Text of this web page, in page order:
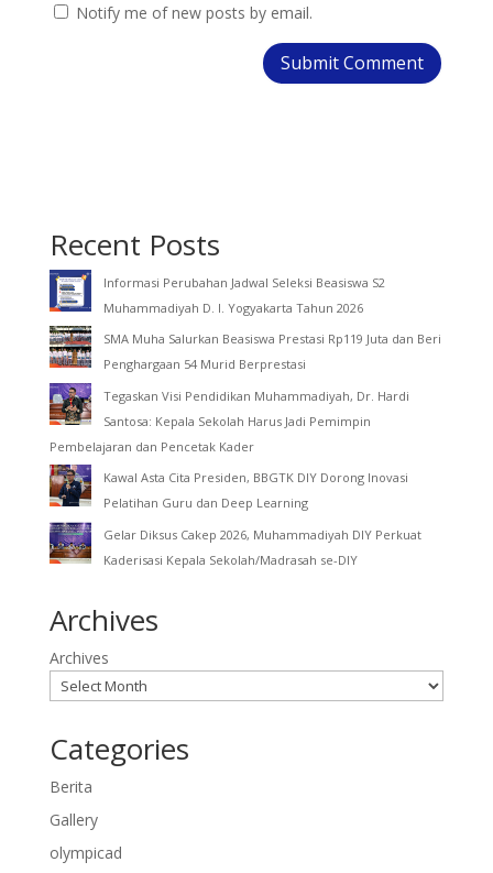
Notify me of new posts by email.
Recent Posts
Informasi Perubahan Jadwal Seleksi Beasiswa S2
Muhammadiyah D. I. Yogyakarta Tahun 2026
SMA Muha Salurkan Beasiswa Prestasi Rp119 Juta dan Beri
Penghargaan 54 Murid Berprestasi
Tegaskan Visi Pendidikan Muhammadiyah, Dr. Hardi
Santosa: Kepala Sekolah Harus Jadi Pemimpin
Pembelajaran dan Pencetak Kader
Kawal Asta Cita Presiden, BBGTK DIY Dorong Inovasi
Pelatihan Guru dan Deep Learning
Gelar Diksus Cakep 2026, Muhammadiyah DIY Perkuat
Kaderisasi Kepala Sekolah/Madrasah se-DIY
Archives
Archives
Categories
Berita
Gallery
olympicad